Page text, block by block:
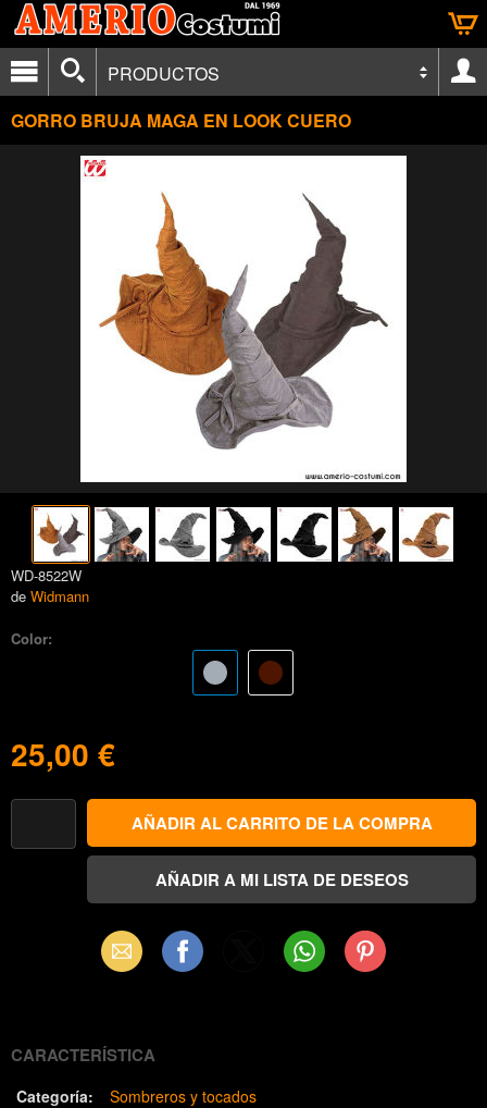
PRODUCTOS
GORRO BRUJA MAGA EN LOOK CUERO
WD-8522W
de Widmann
Color:
25,00 €
Email Facebook WhatsAppPinterest
CARACTERÍSTICA
Categoría:
Sombreros y tocados